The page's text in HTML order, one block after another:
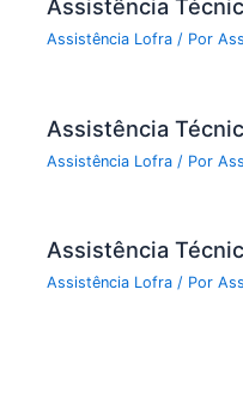
Assistência
Assistência Lofra / Por
Assistência
Assistência Lofra / Por
Assistência
Assistência Lofra / Por